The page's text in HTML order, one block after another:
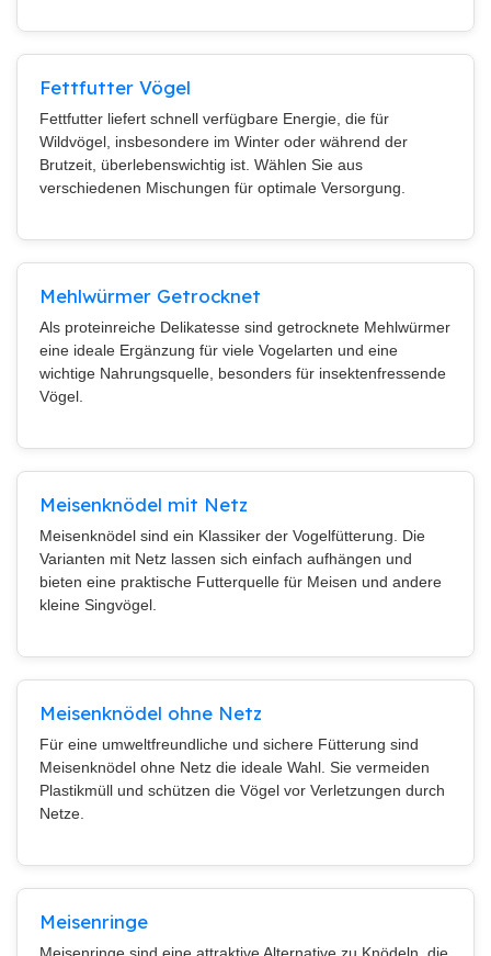
Fettfutter Vögel
Fettfutter liefert schnell verfügbare Energie, die für
Wildvögel, insbesondere im Winter oder während der
Brutzeit, überlebenswichtig ist. Wählen Sie aus
verschiedenen Mischungen für optimale Versorgung.
Mehlwürmer Getrocknet
Als proteinreiche Delikatesse sind getrocknete Mehlwürmer
eine ideale Ergänzung für viele Vogelarten und eine
wichtige Nahrungsquelle, besonders für insektenfressende
Vögel.
Meisenknödel mit Netz
Meisenknödel sind ein Klassiker der Vogelfütterung. Die
Varianten mit Netz lassen sich einfach aufhängen und
bieten eine praktische Futterquelle für Meisen und andere
kleine Singvögel.
Meisenknödel ohne Netz
Für eine umweltfreundliche und sichere Fütterung sind
Meisenknödel ohne Netz die ideale Wahl. Sie vermeiden
Plastikmüll und schützen die Vögel vor Verletzungen durch
Netze.
Meisenringe